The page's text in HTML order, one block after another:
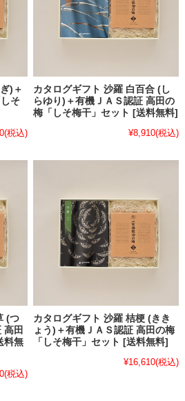
)＋
そ
(税込)
カタログギフト 沙羅 白百合 (し
らゆり)＋有機ＪＡＳ認証 高田の
梅「しそ梅干」セット [送料無料]
¥8,910(税込)
(つ
高田
料無
(税込)
カタログギフト 沙羅 桔梗 (きき
ょう)＋有機ＪＡＳ認証 高田の梅
「しそ梅干」セット [送料無料]
¥16,610(税込)